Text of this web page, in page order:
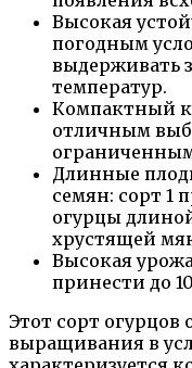
Высокая
погодным
выдерживать
температур.
Компактный
отличным
Длинные
семян: сорт 1
огурцы
хрустящей
Высокая
принести до
Этот сорт огурцов
выращивания в